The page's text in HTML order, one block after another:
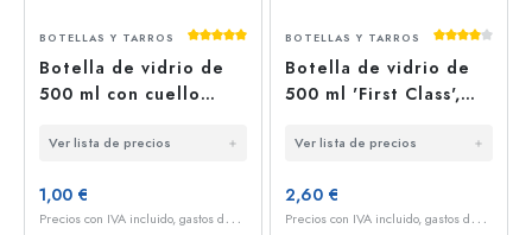
Calificación promedio de 5 de 5 estrellas
BOTELLAS Y TARROS
Botella de vidrio de
500 ml con cuello
Ver lista de precios
1,00 €
P
recios con IVA incluido, gastos de envío excluidos
BOTELLAS Y TARROS
Botella de vidrio de
500 ml 'First Class',
Ver lista de precios
2,60 €
P
recios con IVA incluido, gastos de envío excluidos